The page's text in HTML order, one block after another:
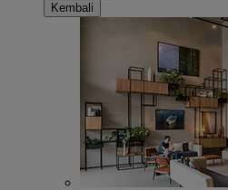
Kembali